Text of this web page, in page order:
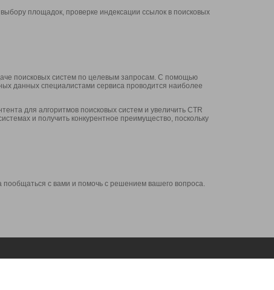
площадок, проверке индексации ссылок в поисковых
поисковых систем по целевым запросам. С помощью
данных специалистами сервиса проводится наиболее
для алгоритмов поисковых систем и увеличить CTR
и получить конкурентное преимущество, поскольку
пообщаться с вами и помочь с решением вашего вопроса.